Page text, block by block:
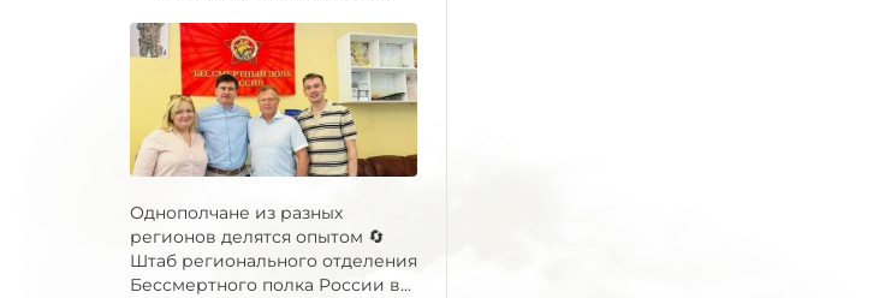
Однополчане из разных
регионов делятся опытом 🔄
Штаб регионального отделения
Бессмертного полка России в...